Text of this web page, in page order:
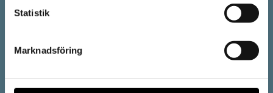
Statistik
MarknadsföringVi är en del av Östergötlands museum: